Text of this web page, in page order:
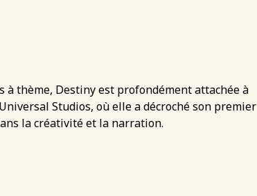
thème, Destiny est profondément attachée à
Studios, où elle a décroché son premier
la créativité et la narration.